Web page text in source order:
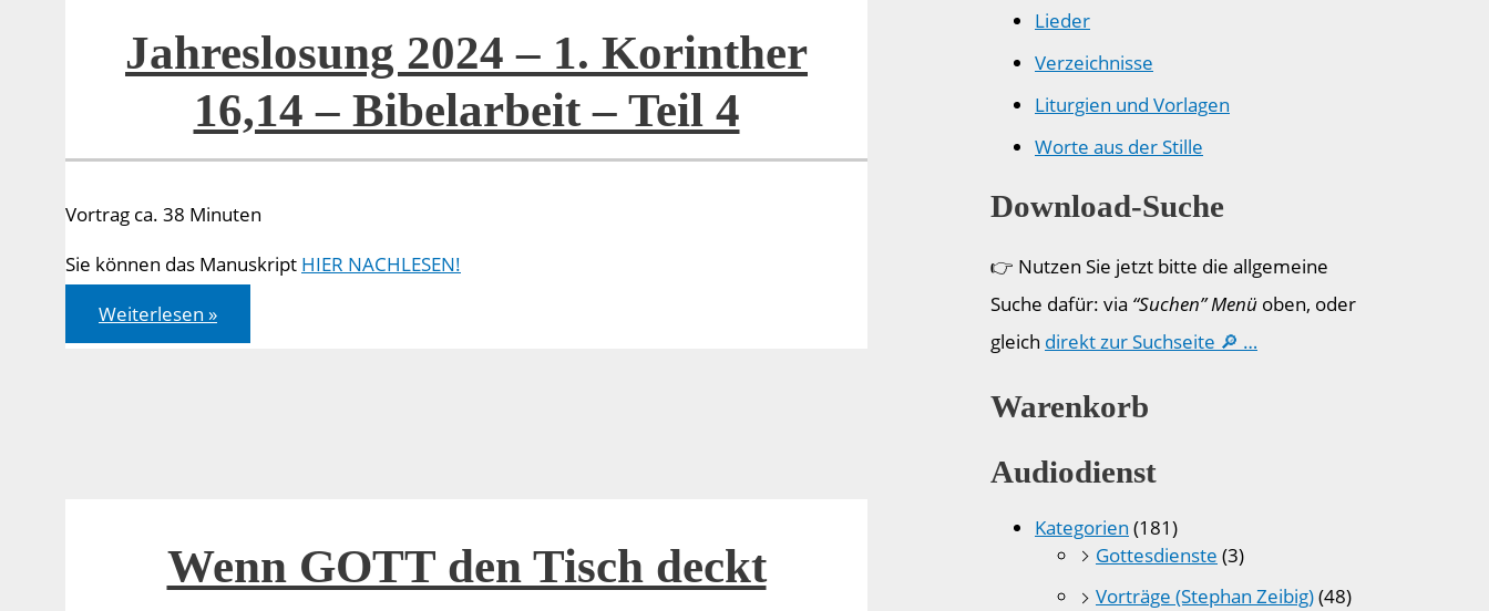
Jahreslosung 2024 – 1. Korinther
16,14 – Bibelarbeit – Teil 4
Vortrag ca. 38 Minuten
Sie können das Manuskript HIER NACHLESEN!
Jahreslosung
2024
–
Weiterlesen »
Wenn GOTT den Tisch deckt
Lieder
Verzeichnisse
Liturgien und Vorlagen
Worte aus der Stille
Download-Suche
👉 Nutzen Sie jetzt bitte die allgemeine
Suche dafür: via “Suchen” Menü oben, oder
gleich direkt zur Suchseite 🔎 …
Warenkorb
Audiodienst
Kategorien (181)
Gottesdienste (3)
Vorträge (Stephan Zeibig)(48)